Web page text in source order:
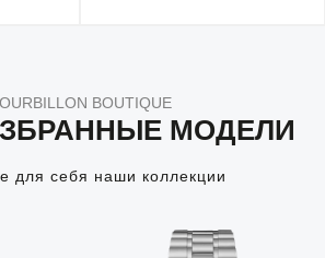
BOUTIQUE
МОДЕЛИ
для себя наши коллекции